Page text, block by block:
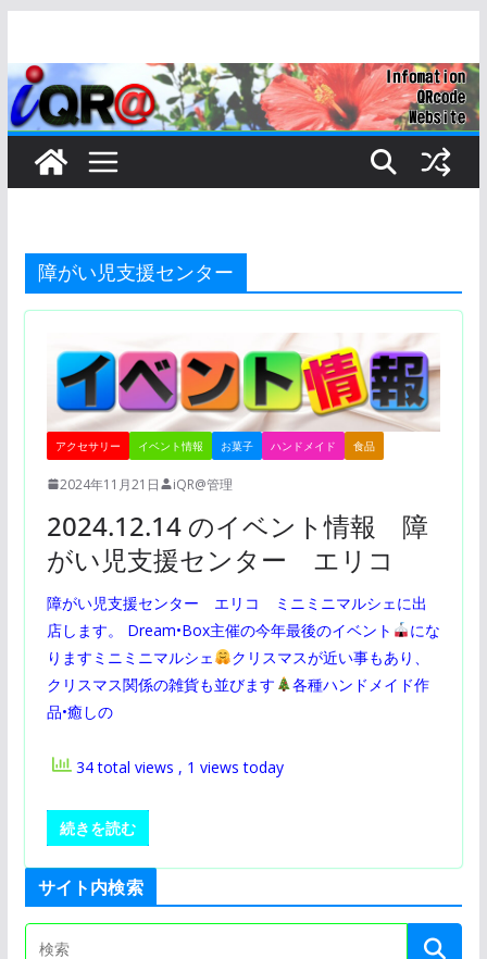
テ
ン
障がい児支援センター
アクセサリー イベント情報 お菓子 ハンドメイド 食品
2024年11月21日 iQR@管理
2024.12.14 のイベント情報 障
がい児支援センター エリコ
障がい児支援センター エリコ ミニミニマルシェに出
店します。 Dream•Box主催の今年最後のイベント
にな
りますミニミニマルシェ
クリスマスが近い事もあり、
クリスマス関係の雑貨も並びます
各種ハンドメイド作
品•癒しの
34 total views , 1 views today
続きを読む
サイト内検索